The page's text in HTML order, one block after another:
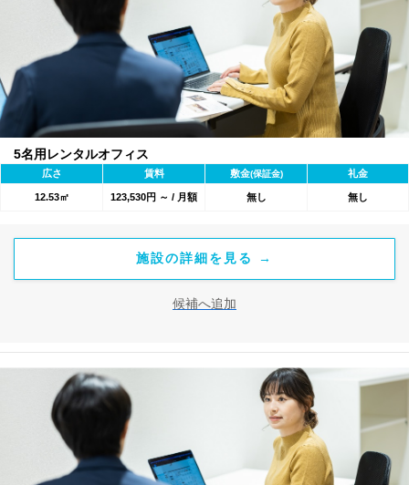
5名用レンタルオフィス
広さ 賃料 敷金(保証金) 礼金
12.53㎡ 123,530円 ～ / 月額 無し 無し
施設の詳細を見る →
候補へ追加